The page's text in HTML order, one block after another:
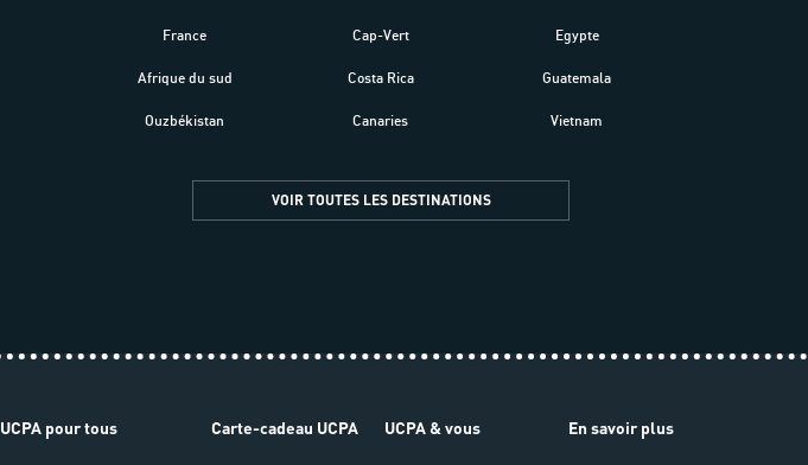
France
Afrique du sud
Ouzbékistan
Cap-Vert
Costa Rica
Canaries
Egypte
Guatemala
Vietnam
VOIR TOUTES LES DESTINATIONS
UCPA pour tous Carte-cadeau UCPA UCPA & vous En savoir plus